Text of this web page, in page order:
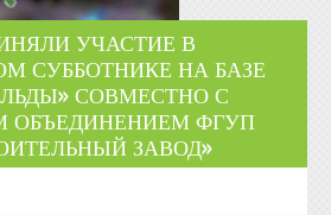
УЧАСТИЕ В
СУББОТНИКЕ НА БАЗЕ
СОВМЕСТНО С
ФГУП
ЗАВОД»